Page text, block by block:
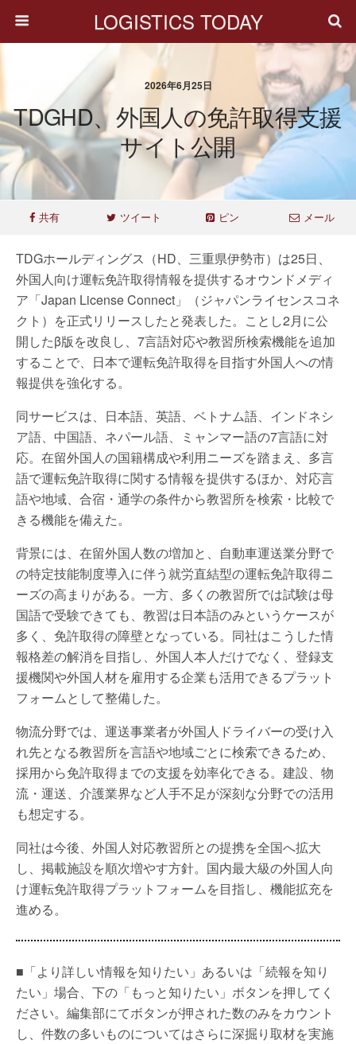
LOGISTICS TODAY
2026年6月25日
TDGHD、外国人の免許取得支援
サイト公開
共有 ツイート ピン メール
TDGホールディングス（HD、三重県伊勢市）は25日、
外国人向け運転免許取得情報を提供するオウンドメディ
ア「Japan License Connect」（ジャパンライセンスコネ
クト）を正式リリースしたと発表した。ことし2月に公
開したβ版を改良し、7言語対応や教習所検索機能を追加
することで、日本で運転免許取得を目指す外国人への情
報提供を強化する。
同サービスは、日本語、英語、ベトナム語、インドネシ
ア語、中国語、ネパール語、ミャンマー語の7言語に対
応。在留外国人の国籍構成や利用ニーズを踏まえ、多言
語で運転免許取得に関する情報を提供するほか、対応言
語や地域、合宿・通学の条件から教習所を検索・比較で
きる機能を備えた。
背景には、在留外国人数の増加と、自動車運送業分野で
の特定技能制度導入に伴う就労直結型の運転免許取得ニ
ーズの高まりがある。一方、多くの教習所では試験は母
国語で受験できても、教習は日本語のみというケースが
多く、免許取得の障壁となっている。同社はこうした情
報格差の解消を目指し、外国人本人だけでなく、登録支
援機関や外国人材を雇用する企業も活用できるプラット
フォームとして整備した。
物流分野では、運送事業者が外国人ドライバーの受け入
れ先となる教習所を言語や地域ごとに検索できるため、
採用から免許取得までの支援を効率化できる。建設、物
流・運送、介護業界など人手不足が深刻な分野での活用
も想定する。
同社は今後、外国人対応教習所との提携を全国へ拡大
し、掲載施設を順次増やす方針。国内最大級の外国人向
け運転免許取得プラットフォームを目指し、機能拡充を
進める。
■「より詳しい情報を知りたい」あるいは「続報を知り
たい」場合、下の「もっと知りたい」ボタンを押してく
ださい。編集部にてボタンが押された数のみをカウント
し、件数の多いものについてはさらに深掘り取材を実施